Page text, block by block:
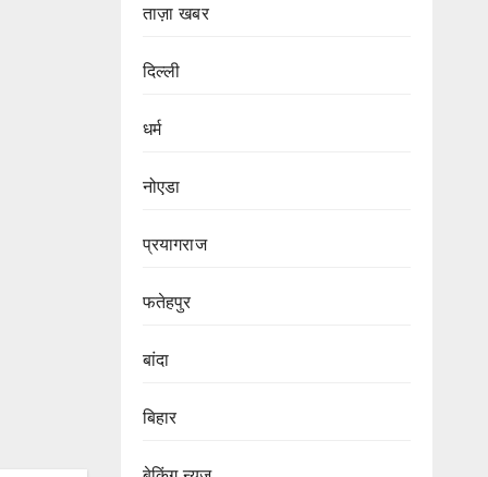
ताज़ा खबर
दिल्ली
धर्म
नोएडा
प्रयागराज
फतेहपुर
बांदा
बिहार